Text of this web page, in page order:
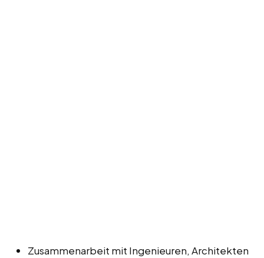
Zusammenarbeit mit Ingenieuren, Architekten